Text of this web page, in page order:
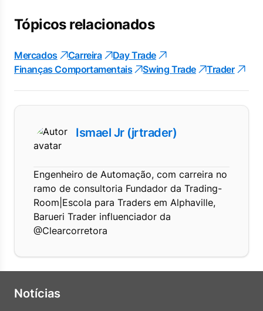
Tópicos relacionados
Mercados Carreira
Day Trade
Finanças Comportamentais
Swing Trade Trader
Ismael Jr (jrtrader)
Engenheiro de Automação, com carreira no
ramo de consultoria Fundador da Trading-
Room|Escola para Traders em Alphaville,
Barueri Trader influenciador da
@Clearcorretora
Notícias